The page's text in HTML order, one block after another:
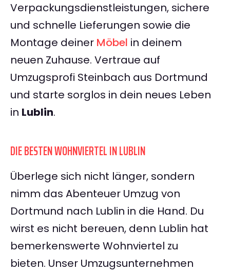
Verpackungsdienstleistungen, sichere
und schnelle Lieferungen sowie die
Montage deiner Möbel in deinem
neuen Zuhause. Vertraue auf
Umzugsprofi Steinbach aus Dortmund
und starte sorglos in dein neues Leben
in Lublin.
DIE BESTEN WOHNVIERTEL IN LUBLIN
Überlege sich nicht länger, sondern
nimm das Abenteuer Umzug von
Dortmund nach Lublin in die Hand. Du
wirst es nicht bereuen, denn Lublin hat
bemerkenswerte Wohnviertel zu
bieten. Unser Umzugsunternehmen